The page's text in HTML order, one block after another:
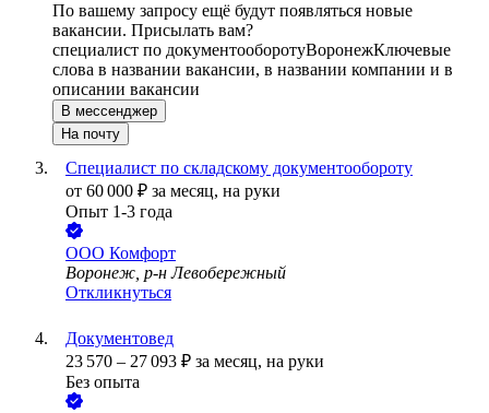
По вашему запросу ещё будут появляться новые
вакансии. Присылать вам?
специалист по документооборотуВоронежКлючевые
слова в названии вакансии, в названии компании и в
описании вакансии
В мессенджер
На почту
Специалист по складскому документообороту
от 60 000 ₽ за месяц, на руки
Опыт 1-3 года
ООО Комфорт
Воронеж, р-н Левобережный
Откликнуться
Документовед
23 570 – 27 093 ₽ за месяц, на руки
Без опыта